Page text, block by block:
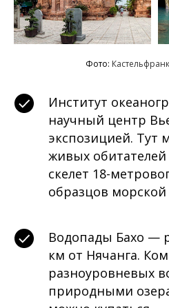
Фото:
Институт
научный центр
экспозицией. Тут
живых
скелет 18-
образцов
Водопады Бахо —
км от Нячанга.
разноуровневых
природными